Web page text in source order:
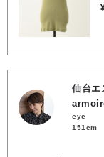
仙台
eye
151cm